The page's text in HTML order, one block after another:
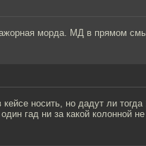
морда. МД в прямом
носить, но дадут ли тогда
гад ни за какой колонной не